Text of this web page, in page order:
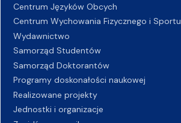
Centrum Języków Obcych
Centrum Wychowania Fizycznego i Sportu
Wydawnictwo
Samorząd Studentów
Samorząd Doktorantów
Programy doskonałości naukowej
Realizowane projekty
Jednostki i organizacje